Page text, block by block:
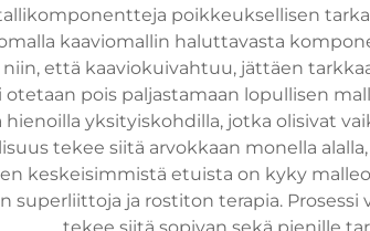
poikkeuksellisen
kaaviomallin haluttavasta
että kaaviokuivahtuu, jättäen
pois paljastamaan lopullisen
hienoilla yksityiskohdilla, jotka olisivat
tekee siitä arvokkaan monella
keskeisimmistä etuista on kyky
superliittoja ja rostiton terapia.